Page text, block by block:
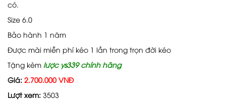
có.
Size 6.0
Bảo hành 1 năm
Được mài miễn phí kéo 1 lần trong trọn đời kéo
Tặng kèm lược ys339 chính hãng
Giá: 2.700.000 VNĐ
Lượt xem: 3503